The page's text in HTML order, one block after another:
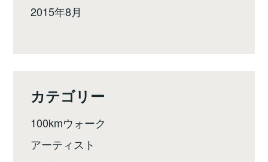
2015年8月
カテゴリー
100kmウォーク
アーティスト